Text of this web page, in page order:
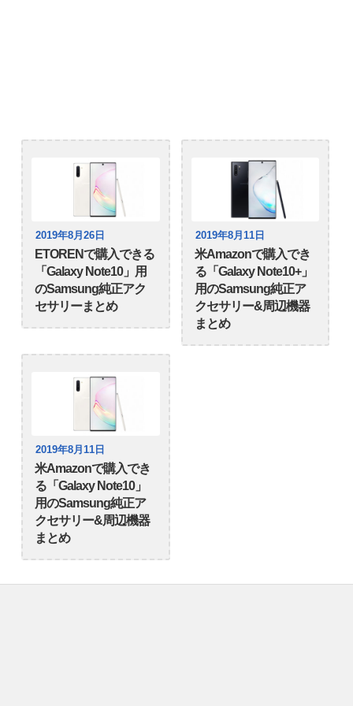
2019年8月26日
ETORENで購入できる
「Galaxy Note10」用
のSamsung純正アク
セサリーまとめ
2019年8月11日
米Amazonで購入でき
る「Galaxy Note10+」
用のSamsung純正ア
クセサリー&周辺機器
まとめ
2019年8月11日
米Amazonで購入でき
る「Galaxy Note10」
用のSamsung純正ア
クセサリー&周辺機器
まとめ